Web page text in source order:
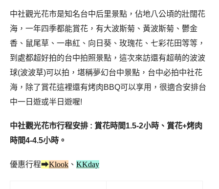
中社觀光花市是知名台中后里景點，佔地八公頃的壯闊花
海，一年四季都能賞花，有大波斯菊、黃波斯菊、鬱金
香、鼠尾草、一串紅、向日葵、玫瑰花、七彩花田等等，
到處都超好拍的台中拍照景點，這次來訪還有超萌的波波
球(波波草)可以拍，堪稱夢幻台中景點，台中必拍中社花
海，除了賞花這裡還有烤肉BBQ可以享用，很適合安排台
中一日遊或半日遊喔!
中社觀光花市行程安排 : 賞花時間1.5-2小時、賞花+烤肉
時間4-4.5小時。
優惠行程➡Klook 、 KKday